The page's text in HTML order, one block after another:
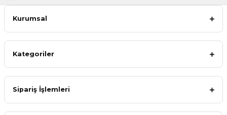
Kurumsal
Kategoriler
Sipariş İşlemleri